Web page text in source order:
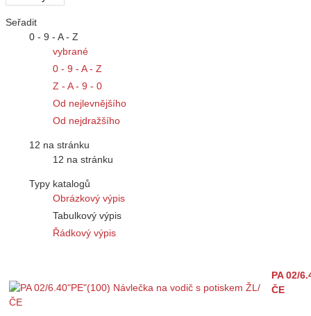
Seřadit
0 - 9 - A - Z
vybrané
0 - 9 - A - Z
Z - A - 9 - 0
Od nejlevnějšího
Od nejdražšího
12 na stránku
12 na stránku
Typy katalogů
Obrázkový výpis
Tabulkový výpis
Řádkový výpis
PA 02/
ČE